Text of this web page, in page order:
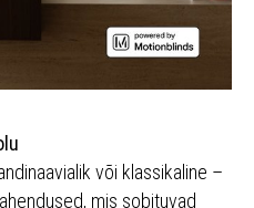
või klassikaline –
mis sobituvad